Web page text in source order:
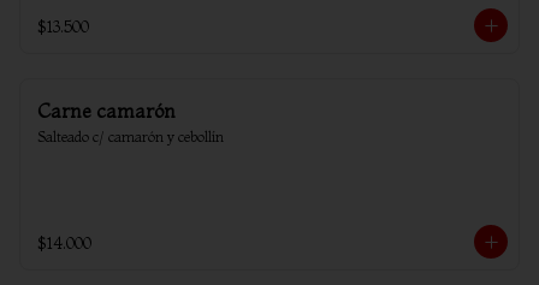
$13.500
Carne camarón
Salteado c/ camarón y cebollín
$14.000